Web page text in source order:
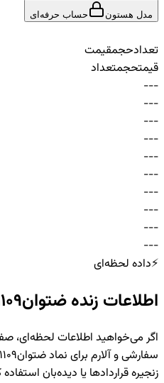
مدل هستون حساب حرفه‌ای
تعدادحجمقیمت
قیمتحجمتعداد
-
-
-
-
-
-
-
-
-
-
-
-
-
-
-
-
-
-
-
-
-
-
-
-
-
-
-
-
-
-
⚡داده لحظه‌ای
اطلاعات زندهضتوان1109
سفارشی و آلارم برای نمادضتوان1109
زنجیره قراردادها یا دیده‌بان استفاده